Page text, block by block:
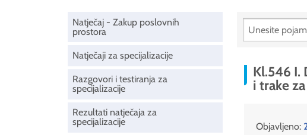
Natječaj - Zakup poslovnih
prostora
Natječaji za specijalizacije
Razgovori i testiranja za
specijalizacije
Rezultati natječaja za
specijalizacije
Kl.546 I.
i trake
Objavljeno: